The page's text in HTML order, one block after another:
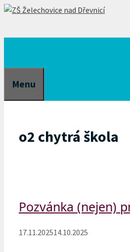
Přeskočit
Menu
o2 chytrá škola
Pozvánka (nejen)
17.11.202514.10.2025